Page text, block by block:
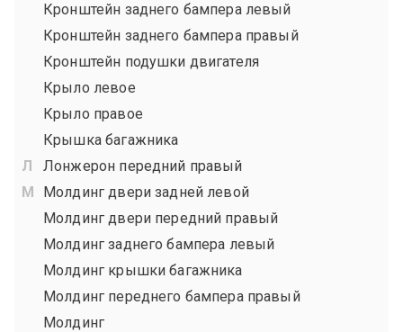
Кронштейн заднего бампера левый
Кронштейн заднего бампера правый
Кронштейн подушки двигателя
Крыло левое
Крыло правое
Крышка багажника
Лонжерон передний правый
Молдинг двери задней левой
Молдинг двери передний правый
Молдинг заднего бампера левый
Молдинг крышки багажника
Молдинг переднего бампера правый
Молдинг